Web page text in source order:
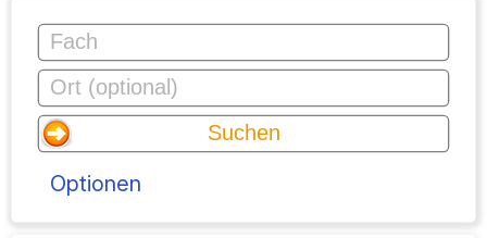
Optionen